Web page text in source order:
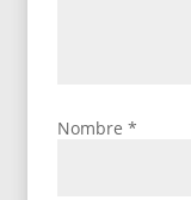
Nombre*